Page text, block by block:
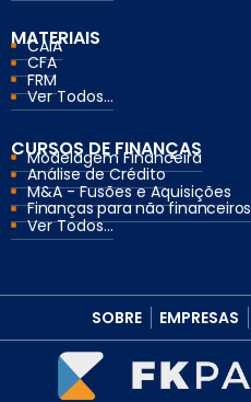
MATERIAIS
CAIA
CFA
FRM
Ver Todos...
CURSOS DE FINANÇAS
Modelagem Financeira
Análise de Crédito
M&A - Fusões e Aquisições
Finanças para não financeiros
Ver Todos...
SOBRE EMPRESAS